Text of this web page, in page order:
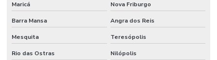
Maricá Nova Friburgo
Barra Mansa Angra dos Reis
Mesquita Teresópolis
Rio das Ostras Nilópolis